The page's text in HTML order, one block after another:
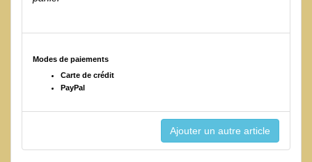
Modes de paiements
Carte de crédit
PayPal